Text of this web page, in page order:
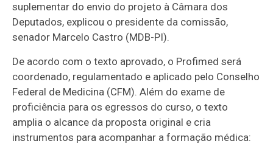
suplementar do envio do projeto à Câmara dos
Deputados, explicou o presidente da comissão,
senador Marcelo Castro (MDB-PI).
De acordo com o texto aprovado, o Profimed será
coordenado, regulamentado e aplicado pelo Conselho
Federal de Medicina (CFM).Além do exame de
proficiência para os egressos do curso, o texto
amplia o alcance da proposta original e cria
instrumentos para acompanhar a formação médica: